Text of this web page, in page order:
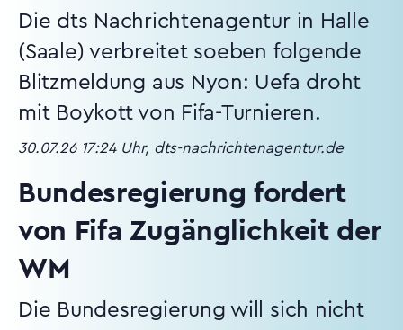
Die dts Nachrichtenagentur in Halle
(Saale) verbreitet soeben folgende
Blitzmeldung aus Nyon: Uefa droht
mit Boykott von Fifa-Turnieren.
30.07.26 17:24 Uhr, dts-nachrichtenagentur.de
Bundesregierung fordert
von Fifa Zugänglichkeit der
WM
Die Bundesregierung will sich nicht